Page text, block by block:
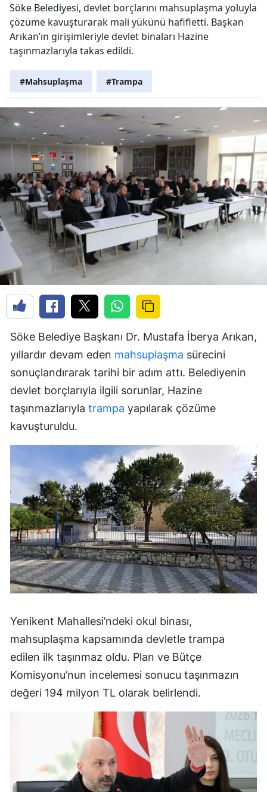
Söke Belediyesi, devlet borçlarını mahsuplaşma yoluyla
çözüme kavuşturarak mali yükünü hafifletti. Başkan
Arıkan’ın girişimleriyle devlet binaları Hazine
taşınmazlarıyla takas edildi.
#Mahsuplaşma #Trampa
Söke Belediye Başkanı Dr. Mustafa İberya Arıkan,
yıllardır devam eden mahsuplaşma sürecini
sonuçlandırarak tarihi bir adım attı. Belediyenin
devlet borçlarıyla ilgili sorunlar, Hazine
taşınmazlarıyla trampa yapılarak çözüme
kavuşturuldu.
Yenikent Mahallesi’ndeki okul binası,
mahsuplaşma kapsamında devletle trampa
edilen ilk taşınmaz oldu. Plan ve Bütçe
Komisyonu’nun incelemesi sonucu taşınmazın
değeri 194 milyon TL olarak belirlendi.